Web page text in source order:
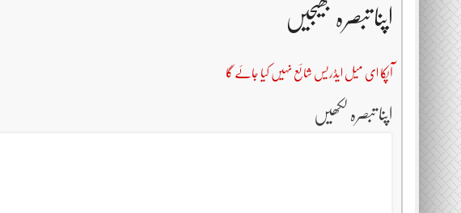
اپنا تبصرہ بھیجیں
آپکا ای میل ایڈریس شائع نہیں کیا جائے گا
اپنا تبصرہ لکھیں